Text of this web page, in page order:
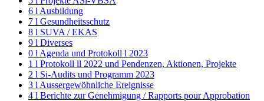
6 l Ausbildung
7 l Gesundheitsschutz
8 l SUVA / EKAS
9 l Diverses
0 l Agenda und Protokoll l 2023
1 l Protokoll ll 2022 und Pendenzen, Aktionen, Projekte
2 l Si-Audits und Programm 2023
3 l Aussergewöhnliche Ereignisse
4 l Berichte zur Genehmigung / Rapports pour Approbation